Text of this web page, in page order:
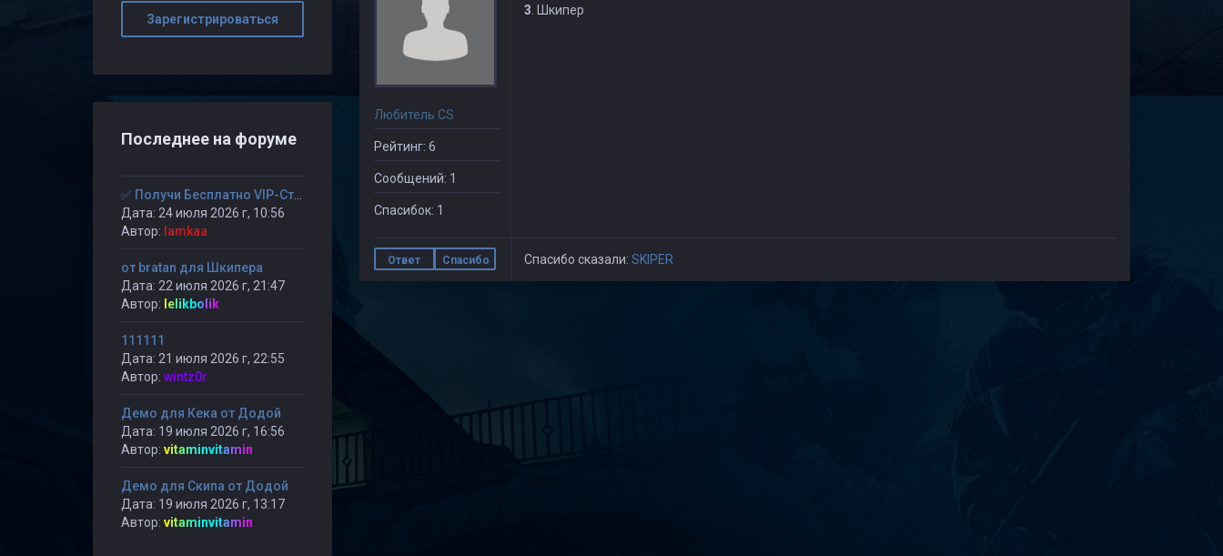
Любитель CS
Рейтинг: 6
Сообщений: 1
Спасибок: 1
3 . Шкипер
Ответ Спасибо Спасибо сказали: SKIPER
Зарегистрироваться
Последнее на форуме
Дата: 24 июля 2026 г, 10:56
Автор: lamkaa
от bratan для Шкипера
Дата: 22 июля 2026 г, 21:47
Автор: lelikbolik
111111
Дата: 21 июля 2026 г, 22:55
Автор: wintz0r
Демо для Кека от Додой
Дата: 19 июля 2026 г, 16:56
Автор: vitaminvitamin
Демо для Скипа от Додой
Дата: 19 июля 2026 г, 13:17
Автор: vitaminvitamin